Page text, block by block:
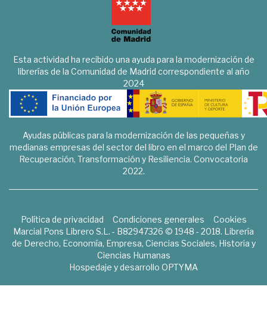
Esta actividad ha recibido una ayuda para la modernización de
librerías de la Comunidad de Madrid correspondiente al año
2024
Ayudas públicas para la modernización de las pequeñas y
medianas empresas del sector del libro en el marco del Plan de
Recuperación, Transformación y Resiliencia. Convocatoria
2022.
Política de privacidad Condiciones generales
Cookies
Marcial Pons Librero S.L. - B82947326 © 1948 - 2018. Librería
de Derecho, Economía, Empresa, Ciencias Sociales, Historia y
Ciencias Humanas
Hospedaje y desarrollo OPTYMA